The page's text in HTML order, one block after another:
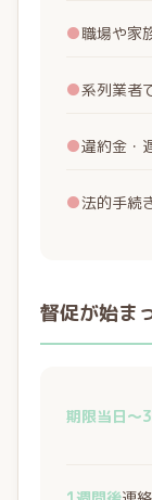
●職場や家
●系列業者
●違約金・
●法的手続
督促が始ま
期限当日〜